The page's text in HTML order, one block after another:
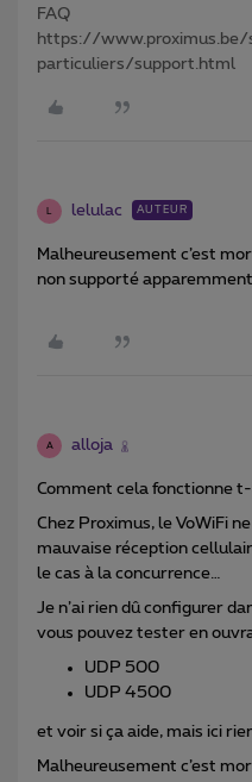
FAQ
https://
particuliers/support.html
L lelulac AUTEUR
Malheureusement c’est
non supporté
A alloja
Comment cela fonctionne
Chez Proximus, le VoWiFi
mauvaise réception
le cas à la concurrence…
Je n’ai rien dû configurer
vous pouvez tester en
UDP 500
UDP 4500
et voir si ça aide, mais ici
Malheureusement c’est